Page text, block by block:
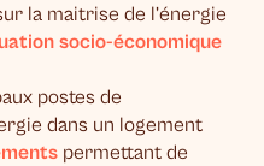
la maitrise de l’énergie
socio-économique
postes de
dans un logement
permettant de